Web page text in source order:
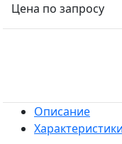
Цена по запросу
Описание
Характеристики